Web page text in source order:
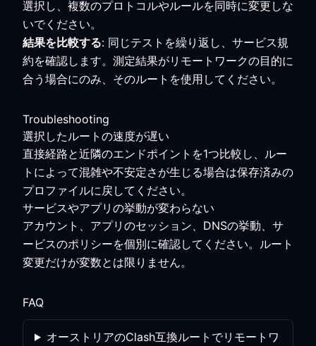
選択し、複数のプロトコルやルールを同時に変更しな
いでください。
結果を比較する: 同じテストを繰り返し、サービス規
約を確認します。測定結果がリモートワークの目的に
合う場合にのみ、そのルートを使用してください。
Troubleshooting
選択したルートの速度が遅い
直接経路と近隣のエンドポイントを1つ比較し、ルー
トによって混雑や不安定さが生じる場合は保存済みの
プロファイルに戻してください。
サービスやアプリの挙動が変わらない
アカウント、アプリのセッション、DNSの挙動、サ
ービスのポリシーを個別に確認してください。ルート
変更だけが変数とは限りません。
FAQ
オーストリアのClash互換ルートでリモートワ